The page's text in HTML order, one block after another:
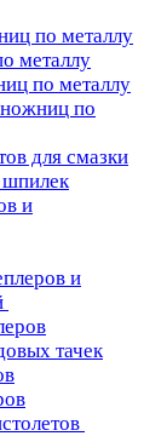
по металлу
металлу
по металлу
по
для смазки
шпилек
и
и
тачек